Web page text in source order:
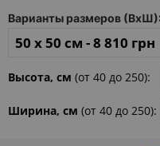
Варианты размеров
50 x 50 см -8 810 грн
Высота, см (от 40 до 250):
Ширина, см (от 40 до 250):